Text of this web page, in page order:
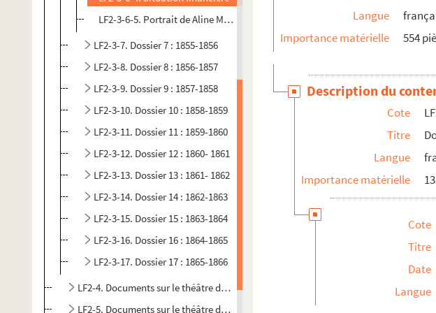
LF2-3-6-5. Portrait de Aline Montalan
LF2-3-7. Dossier 7 : 1855-1856
LF2-3-8. Dossier 8 : 1856-1857
LF2-3-9. Dossier 9 : 1857-1858
LF2-3-10. Dossier 10 : 1858-1859
LF2-3-11. Dossier 11 : 1859-1860
LF2-3-12. Dossier 12 : 1860- 1861
LF2-3-13. Dossier 13 : 1861- 1862
LF2-3-14. Dossier 14 : 1862-1863
LF2-3-15. Dossier 15 : 1863-1864
LF2-3-16. Dossier 16 : 1864-1865
LF2-3-17. Dossier 17 : 1865-1866
LF2-4. Documents sur le théâtre de Lille
LF2-5. Documents sur le théâtre de Lille
Langue
Importance matérielle
554
Description du
Cote
Titre
Langue
Importance matérielle
Cote
Titre
Date
Langue